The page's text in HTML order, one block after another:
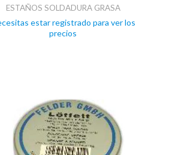
ESTAÑOS SOLDADURA GRASA
estar registrado para ver los
precios